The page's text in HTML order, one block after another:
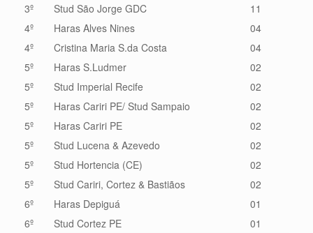
3º
Stud São Jorge GDC
11
4º
Haras Alves Nines
04
4º
Cristina Maria S.da Costa
04
5º
Haras S.Ludmer
02
5º
Stud Imperial Recife
02
5º
Haras Cariri PE/ Stud Sampaio
02
5º
Haras Cariri PE
02
5º
Stud Lucena & Azevedo
02
5º
Stud Hortencia (CE)
02
5º
Stud Cariri, Cortez & Bastiãos
02
6º
Haras Depiguá
01
6º
Stud Cortez PE 01